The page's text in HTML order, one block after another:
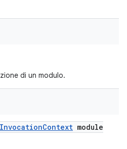
di un modulo.
Context module